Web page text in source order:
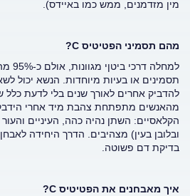
מין מזדמנים, ממש כמו באיידס).
מהם תסמיני הפטיטיס C?
תסמינים או בעיות מיוחדות. הנשא יכול
מהאנשים מתפתחת צהבת מיד אחרי
הקלאסיים: השתן נהיה כהה, העיניים
ובלובן בעין) מצהיבים. הדרך היחידה
בדיקת דם פשוטה.
איך מאבחנים את הפטיטיס C?